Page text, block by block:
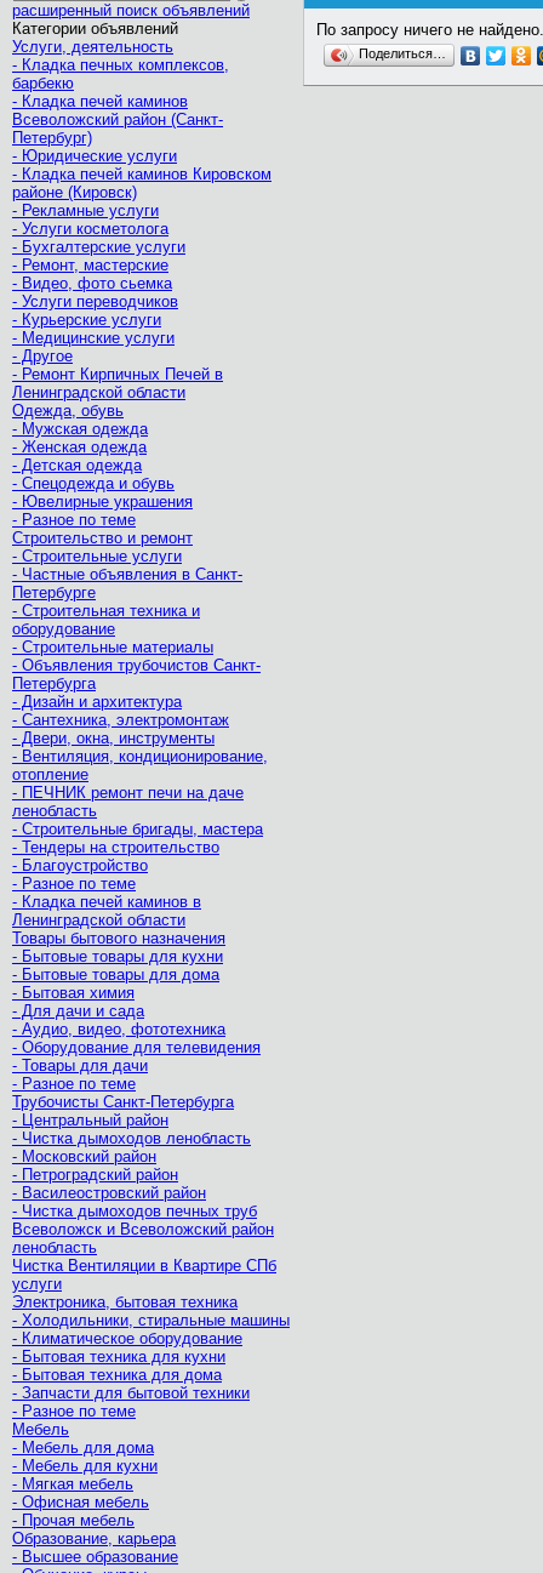
По запросу ничего не
Поделиться…
расширенный поиск объявлений
Категории объявлений
Услуги, деятельность
- Кладка печных комплексов,
барбекю
- Кладка печей каминов
Всеволожский район (Санкт-
Петербург)
- Юридические услуги
- Кладка печей каминов Кировском
районе (Кировск)
- Рекламные услуги
- Услуги косметолога
- Бухгалтерские услуги
- Ремонт, мастерские
- Видео, фото сьемка
- Услуги переводчиков
- Курьерские услуги
- Медицинские услуги
- Другое
- Ремонт Кирпичных Печей в
Ленинградской области
Одежда, обувь
- Мужская одежда
- Женская одежда
- Детская одежда
- Спецодежда и обувь
- Ювелирные украшения
- Разное по теме
Строительство и ремонт
- Строительные услуги
- Частные объявления в Санкт-
Петербурге
- Строительная техника и
оборудование
- Строительные материалы
- Объявления трубочистов Санкт-
Петербурга
- Дизайн и архитектура
- Сантехника, электромонтаж
- Двери, окна, инструменты
- Вентиляция, кондиционирование,
отопление
- ПЕЧНИК ремонт печи на даче
ленобласть
- Строительные бригады, мастера
- Тендеры на строительство
- Благоустройство
- Разное по теме
- Кладка печей каминов в
Ленинградской области
Товары бытового назначения
- Бытовые товары для кухни
- Бытовые товары для дома
- Бытовая химия
- Для дачи и сада
- Аудио, видео, фототехника
- Оборудование для телевидения
- Товары для дачи
- Разное по теме
Трубочисты Санкт-Петербурга
- Центральный район
- Чистка дымоходов ленобласть
- Московский район
- Петроградский район
- Василеостровский район
- Чистка дымоходов печных труб
Всеволожск и Всеволожский район
ленобласть
Чистка Вентиляции в Квартире СПб
услуги
Электроника, бытовая техника
- Холодильники, стиральные машины
- Климатическое оборудование
- Бытовая техника для кухни
- Бытовая техника для дома
- Запчасти для бытовой техники
- Разное по теме
Мебель
- Мебель для дома
- Мебель для кухни
- Мягкая мебель
- Офисная мебель
- Прочая мебель
Образование, карьера
- Высшее образование